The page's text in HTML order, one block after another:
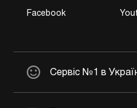
Facebook
Сервіс №1 в